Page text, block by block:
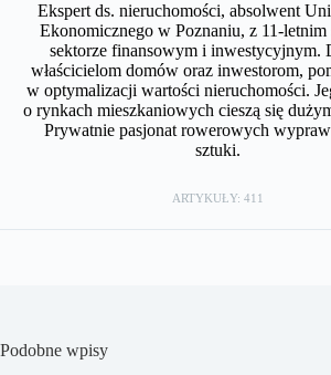
Ekspert ds. nieruchomości, absolwent
Ekonomicznego w Poznaniu, z 11-letnim
sektorze finansowym i inwestycyjnym.
właścicielom domów oraz inwestorom,
w optymalizacji wartości nieruchomości.
o rynkach mieszkaniowych cieszą się
Prywatnie pasjonat rowerowych
sztuki.
ARTYKUŁY: 411
Podobne wpisy